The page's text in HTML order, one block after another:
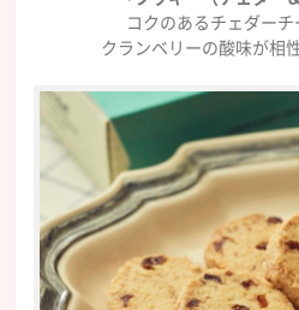
コクのあるチェダー
クランベリーの酸味が相